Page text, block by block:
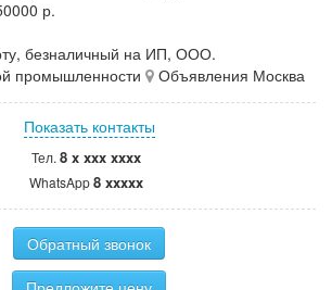
р.
безналичный на ИП, ООО.
промышленности
Объявления Москва
Показать контакты
Тел. 8 x xxx xxxx
WhatsApp8 xxxxx
Обратный звонок